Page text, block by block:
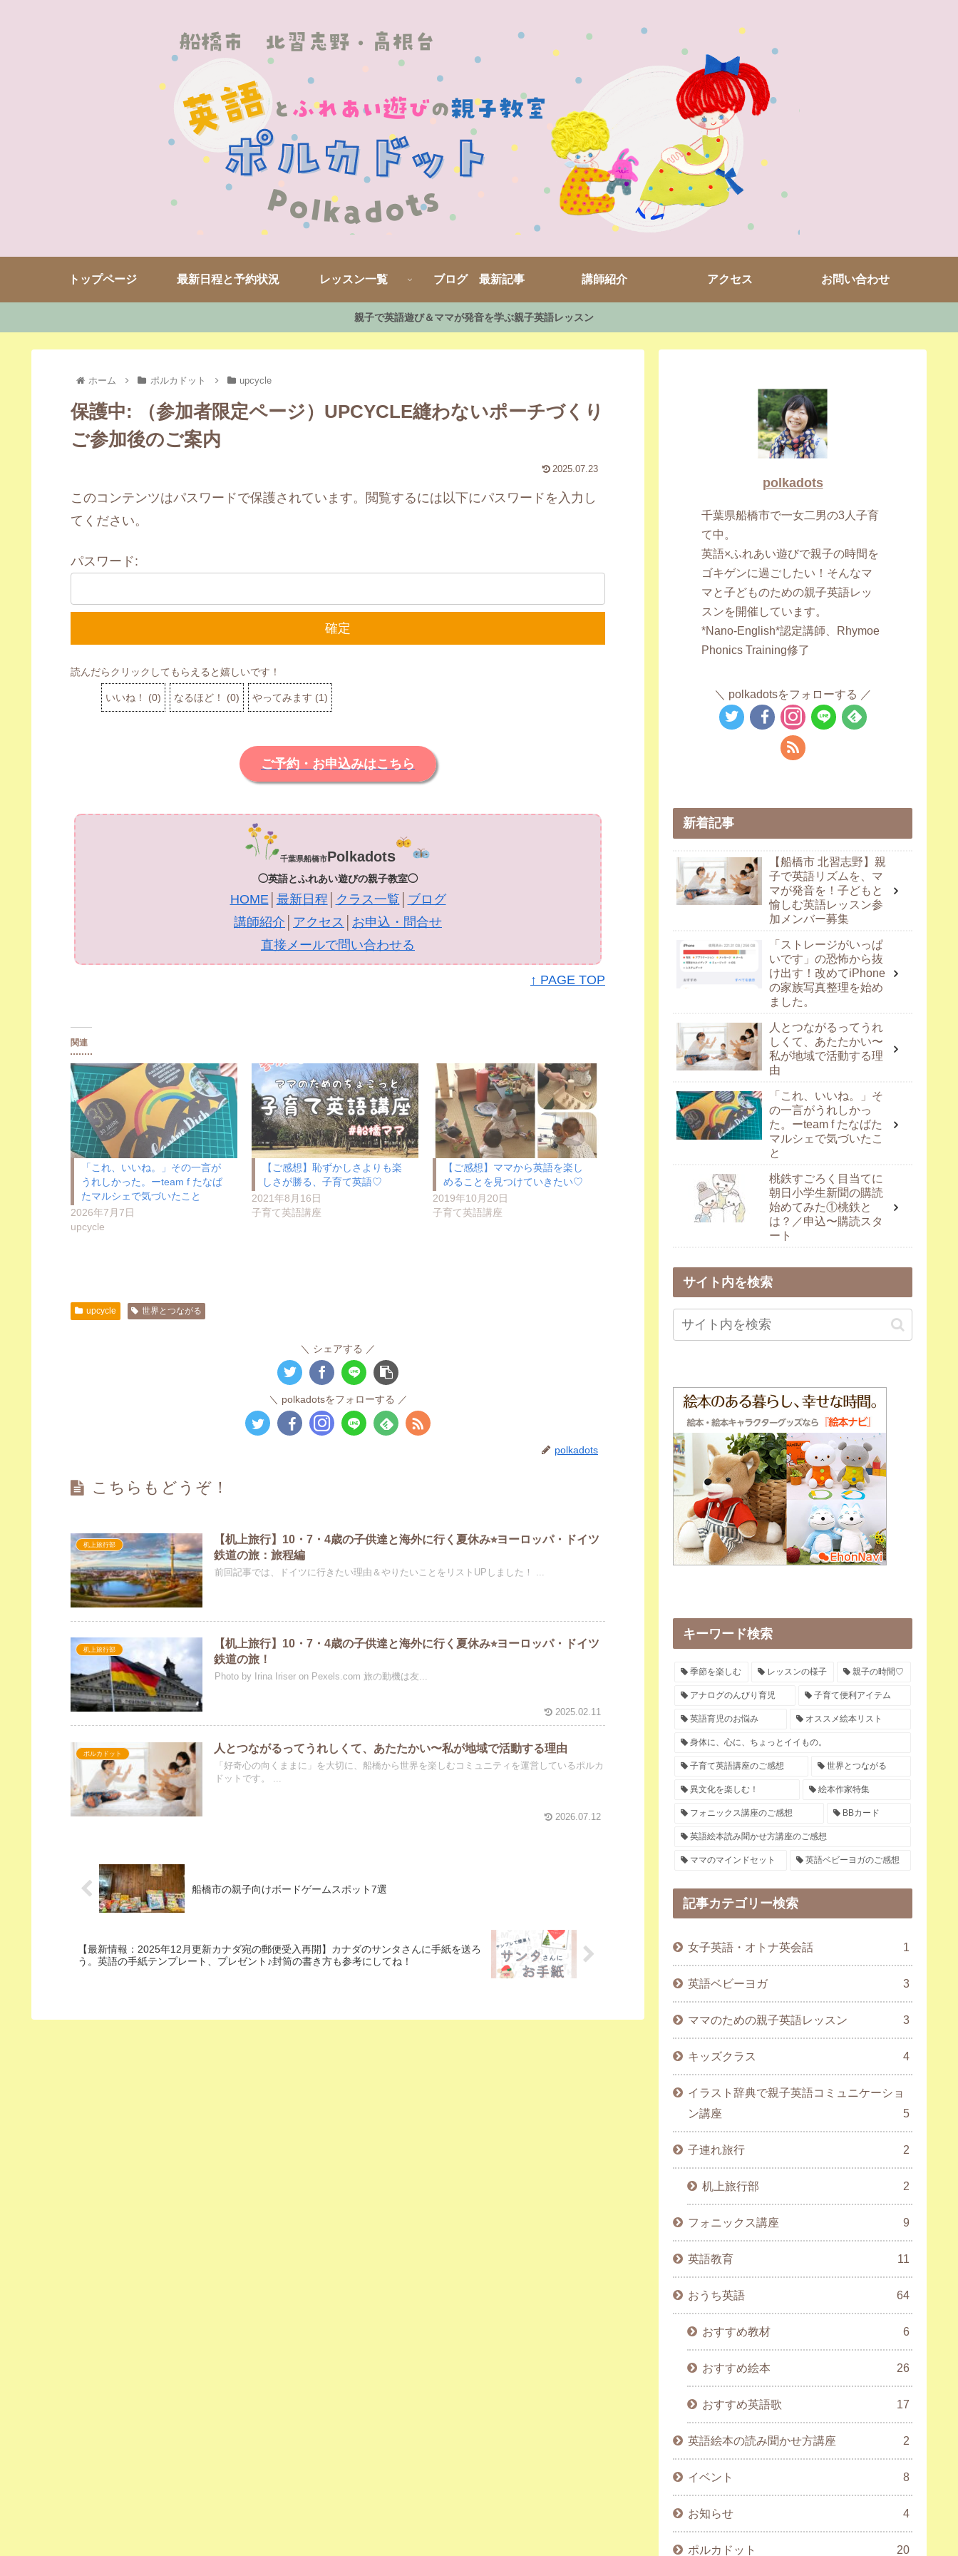
トップページ 最新日程と予約状況 レッスン一覧 ブログ 最新記事 講師紹介 アクセス お問い合わせ
親子で英語遊び＆ママが発音を学ぶ親子英語レッスン
ホーム ポルカドット upcycle
保護中: （参加者限定ページ）UPCYCLE縫わないポーチづくり
ご参加後のご案内
2025.07.23
このコンテンツはパスワードで保護されています。閲覧するには以下にパスワードを入力し
てください。
パスワード:
読んだらクリックしてもらえると嬉しいです！
いいね！ (0) なるほど！ (0) やってみます (1)
ご予約・お申込みはこちら
千葉県船橋市Polkadots
◯英語とふれあい遊びの親子教室◯
HOME│ 最新日程 クラス一覧
ブログ
講師紹介
アクセス
お申込・問合せ
直接メールで問い合わせる
↑ PAGE TOP
関連
「これ、いいね。」その一言が
うれしかった。ーteam f たなば
たマルシェで気づいたこと
2026年7月7日
upcycle
【ご感想】恥ずかしさよりも楽
しさが勝る、子育て英語♡
2021年8月16日
子育て英語講座
【ご感想】ママから英語を楽し
めることを見つけていきたい♡
2019年10月20日
子育て英語講座
upcycle 世界とつながる
シェアする
polkadotsをフォローする
polkadots
こちらもどうぞ！
机上旅行部
【机上旅行】10・7・4歳の子供達と海外に行く夏休み⭐︎ヨーロッパ・ドイツ
鉄道の旅：旅程編
前回記事では、ドイツに行きたい理由＆やりたいことをリストUPしました！ ...
机上旅行部
【机上旅行】10・7・4歳の子供達と海外に行く夏休み⭐︎ヨーロッパ・ドイツ
鉄道の旅！
Photo by Irina Iriser on Pexels.com 旅の動機は友...
2025.02.11
ポルカドット 人とつながるってうれしくて、あたたかい〜私が地域で活動する理由
「好奇心の向くままに」を大切に、船橋から世界を楽しむコミュニティを運営しているポルカ
ドットです。 ...
2026.07.12
船橋市の親子向けボードゲームスポット7選
【最新情報：2025年12月更新カナダ宛の郵便受入再開】カナダのサンタさんに手紙を送ろ
う。英語の手紙テンプレート、プレゼント♪封筒の書き方も参考にしてね！
polkadots
千葉県船橋市で一女二男の3人子育
て中。
英語×ふれあい遊びで親子の時間を
ゴキゲンに過ごしたい！そんなマ
マと子どものための親子英語レッ
スンを開催しています。
*Nano-English*認定講師、Rhymoe
Phonics Training修了
polkadotsをフォローする
新着記事
【船橋市 北習志野】親
子で英語リズムを、マ
マが発音を！子どもと
愉しむ英語レッスン参
加メンバー募集
「ストレージがいっぱ
いです」の恐怖から抜
け出す！改めてiPhone
の家族写真整理を始め
ました。
人とつながるってうれ
しくて、あたたかい〜
私が地域で活動する理
由
「これ、いいね。」そ
の一言がうれしかっ
た。ーteam f たなばた
マルシェで気づいたこ
と
桃鉄すごろく目当てに
朝日小学生新聞の購読
始めてみた①桃鉄と
は？／申込〜購読スタ
ート
サイト内を検索
キーワード検索
季節を楽しむ レッスンの様子 親子の時間♡
アナログのんびり育児 子育て便利アイテム
英語育児のお悩み オススメ絵本リスト
身体に、心に、ちょっとイイもの。
子育て英語講座のご感想 世界とつながる
異文化を楽しむ！ 絵本作家特集
フォニックス講座のご感想 BBカード
英語絵本読み聞かせ方講座のご感想
ママのマインドセット 英語ベビーヨガのご感想
記事カテゴリー検索
女子英語・オトナ英会話 1
英語ベビーヨガ 3
ママのための親子英語レッスン 3
キッズクラス 4
イラスト辞典で親子英語コミュニケーショ
ン講座
5
子連れ旅行 2
机上旅行部 2
フォニックス講座 9
英語教育 11
おうち英語 64
おすすめ教材 6
おすすめ絵本 26
おすすめ英語歌 17
英語絵本の読み聞かせ方講座 2
イベント 8
お知らせ 4
ポルカドット 20